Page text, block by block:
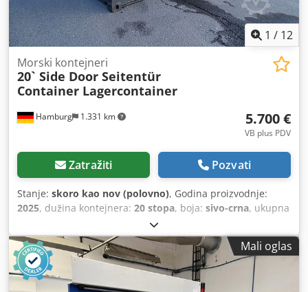
1 / 12
Hamburg 1.331 km
Morski kontejneri
20` Side Door Seitentür
Container Lagercontainer
5.700 €
VB plus PDV
Zatražiti Pozvati
Stanje: skoro kao nov (polovno), Godina proizvodnje:
2025, dužina kontejnera: 20 stopa, boja: sivo-crna, ukupna
, maksimalna nosivost:
masa vozila:3.100 kg, zapremina tovarnog prostora:31 m³,
širina utovarnog prostora:2.350 mm
, dužina tovarnog
prostora:
5.898 mm, visina tovarnog prostora:2.390 mm
20' Open Side (bočna vrata) plovni kontejner - Stanje: ONE
Mali oglas